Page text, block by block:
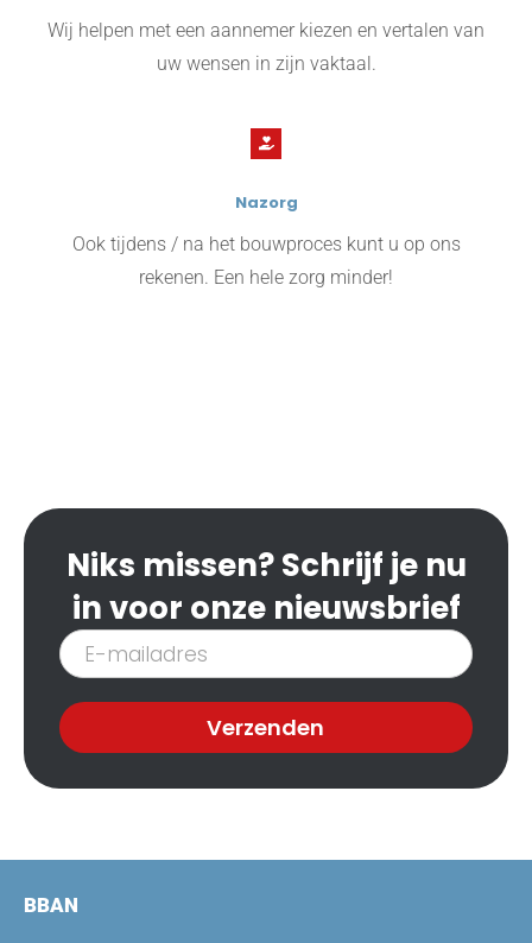
Wij helpen met een aannemer kiezen en vertalen van
uw wensen in zijn vaktaal.
Nazorg
Ook tijdens / na het bouwproces kunt u op ons
rekenen. Een hele zorg minder!
Niks missen? Schrijf je nu
in voor onze nieuwsbrief
Inschrijven
nieuwsbrief
Verzenden
BBAN